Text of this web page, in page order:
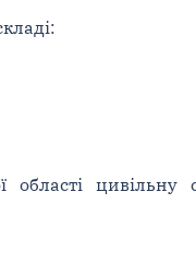
області цивільну